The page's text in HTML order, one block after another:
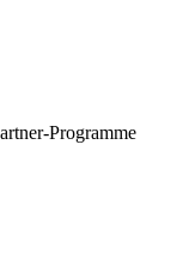
Programme